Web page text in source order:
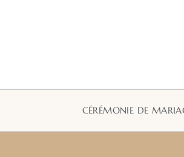
CÉRÉMONIE DE